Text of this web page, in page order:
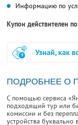
Информацию по
Купон действителен
Узнай, как
ПОДРОБНЕЕ О
С помощью сервиса
подходящий тур или
комиссии и без
устройства буквально